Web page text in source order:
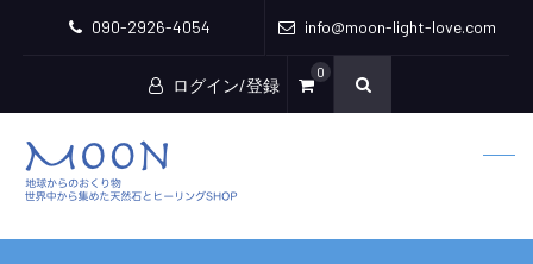
090-2926-4054 info@moon-light-love.com
ログイン/登録
0